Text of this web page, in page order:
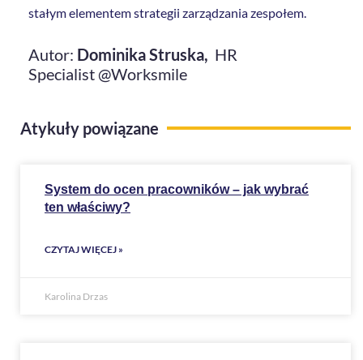
stałym elementem strategii zarządzania zespołem.
Autor: Dominika Struska, HR
Specialist @Worksmile
Atykuły powiązane
System do ocen pracowników – jak wybrać
ten właściwy?
CZYTAJ WIĘCEJ »
Karolina Drzas